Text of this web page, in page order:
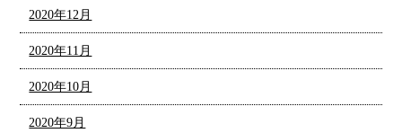
2020年12月
2020年11月
2020年10月
2020年9月